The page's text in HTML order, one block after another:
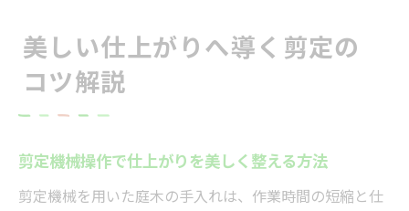
美しい仕上がりへ導く剪定の
コツ解説
剪定機械操作で仕上がりを美しく整える方法
剪定機械を用いた庭木の手入れは、作業時間の短縮と仕